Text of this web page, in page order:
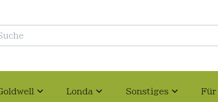
Londa Sonstiges Für